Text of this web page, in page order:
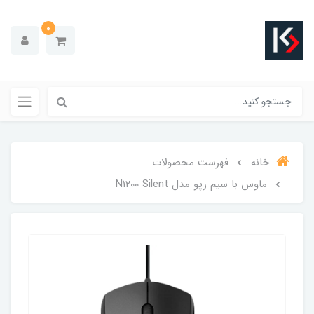
0
خانه
فهرست محصولات
ماوس با سیم رپو مدل N1200 Silent